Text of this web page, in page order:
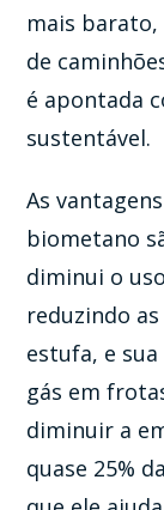
mais
de
é apontada
sustentável.
As
biometano
diminui o
reduzindo
estufa, e
gás em
diminuir a
quase 25%